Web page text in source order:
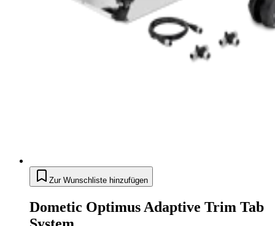
Zur Wunschliste hinzufügen
Dometic Optimus Adaptive Trim Tab